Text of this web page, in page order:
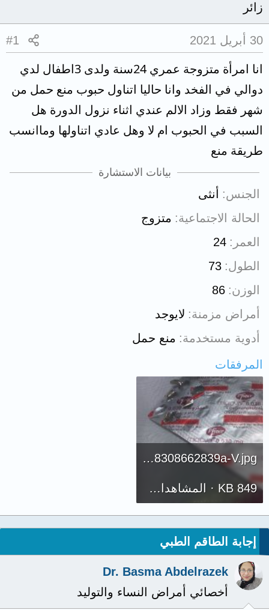
زائر
30 أبريل 2021 #1
انا امرأة متزوجة عمري 24سنة ولدى 3اطفال لدي
دوالي في الفخد وانا حاليا اتناول حبوب منع حمل من
شهر فقط وزاد الالم عندي اثناء نزول الدورة هل
السبب في الحبوب ام لا وهل عادي اتناولها وماانسب
طريقة منع
بيانات الاستشارة
الجنس
أنثى
الحالة الاجتماعية
متزوج
العمر
24
الطول 73
الوزن 86
أمراض مزمنة لايوجد
أدوية مستخدمة
منع حمل
المرفقات
IMG-5cf4cf68b328dc49f67938308662839a-V.jpg
849 KB · المشاهدات: 5,304
إجابة الطاقم الطبي
Dr. Basma Abdelrazek
أخصائي أمراض النساء والتوليد